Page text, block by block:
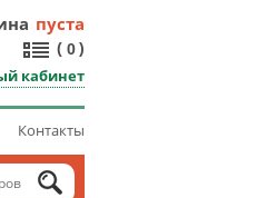
пуста
( 0 )
кабинет
Контакты